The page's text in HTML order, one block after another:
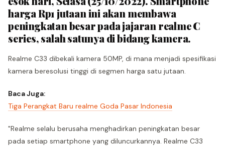
harga Rp1 jutaan ini akan membawa
peningkatan besar pada jajaran realme C
series, salah satunya di bidang kamera.
Realme C33 dibekali kamera 50MP, di mana menjadi spesifikasi
kamera beresolusi tinggi di segmen harga satu jutaan.
Baca Juga:
Tiga Perangkat Baru realme Goda Pasar Indonesia
"Realme selalu berusaha menghadirkan peningkatan besar
pada setiap smartphone yang diluncurkannya. Realme C33